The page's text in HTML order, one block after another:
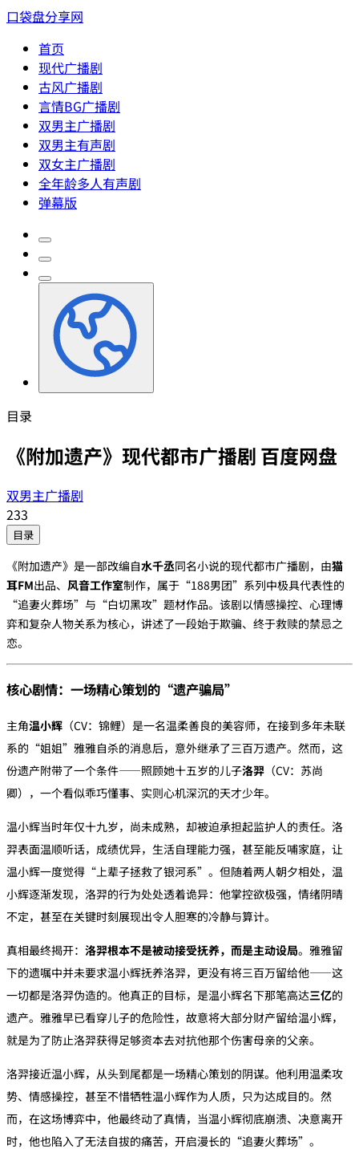
口袋盘分享网
首页
现代广播剧
古风广播剧
言情BG广播剧
双男主广播剧
双男主有声剧
双女主广播剧
全年龄多人有声剧
弹幕版
目录
《附加遗产》现代都市广播剧 百度网盘
双男主广播剧
233
目录
《附加遗产》是一部改编自‌水千丞‌同名小说的现代都市广播剧，由‌猫
耳FM‌出品、‌ 风音工作室‌制作，属于“188男团”系列中极具代表性的
“追妻火葬场”与“白切黑攻”题材作品。该剧以情感操控、心理博
弈和复杂人物关系为核心，讲述了一段始于欺骗、终于救赎的禁忌之
恋。
核心剧情：一场精心策划的“遗产骗局”
主角‌温小辉 ‌（CV：锦鲤）是一名温柔善良的美容师，在接到多年未联
系的“姐姐”雅雅自杀的消息后，意外继承了三百万遗产。然而，这
份遗产附带了一个条件——照顾她十五岁的儿子‌洛羿 ‌（CV：苏尚
卿），一个看似乖巧懂事、实则心机深沉的天才少年。
温小辉当时年仅十九岁，尚未成熟，却被迫承担起监护人的责任。洛
羿表面温顺听话，成绩优异，生活自理能力强，甚至能反哺家庭，让
温小辉一度觉得“上辈子拯救了银河系”。但随着两人朝夕相处，温
小辉逐渐发现，洛羿的行为处处透着诡异：他掌控欲极强，情绪阴晴
不定，甚至在关键时刻展现出令人胆寒的冷静与算计。
真相最终揭开：‌ 洛羿根本不是被动接受抚养，而是主动设局‌。雅雅留
下的遗嘱中并未要求温小辉抚养洛羿，更没有将三百万留给他——这
一切都是洛羿伪造的。他真正的目标，是温小辉名下那笔高达‌三亿‌的
遗产。雅雅早已看穿儿子的危险性，故意将大部分财产留给温小辉，
就是为了防止洛羿获得足够资本去对抗他那个伤害母亲的父亲。
洛羿接近温小辉，从头到尾都是一场精心策划的阴谋。他利用温柔攻
势、情感操控，甚至不惜牺牲温小辉作为人质，只为达成目的。然
而，在这场博弈中，他最终动了真情，当温小辉彻底崩溃、决意离开
时，他也陷入了无法自拔的痛苦，开启漫长的“追妻火葬场”。